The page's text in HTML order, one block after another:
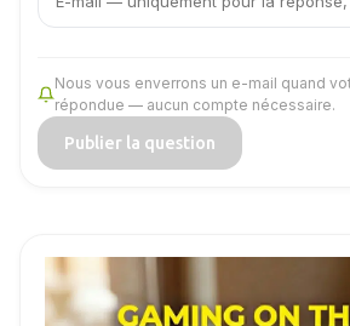
Nous vous enverrons un e-mail quand
répondue — aucun compte nécessaire.
Publier la question